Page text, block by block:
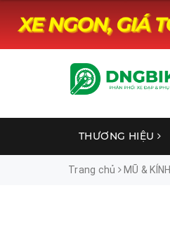
THƯƠNG HIỆU
Trang chủ MŨ & KÍNH